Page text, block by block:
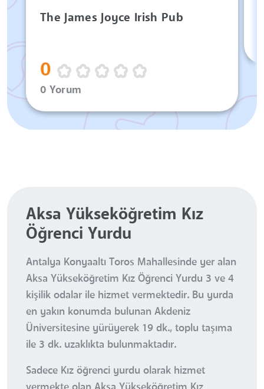
The James Joyce Irish Pub
0
0 Yorum
Aksa Yükseköğretim Kız
Öğrenci Yurdu
Antalya Konyaaltı Toros Mahallesinde yer alan
Aksa Yükseköğretim Kız Öğrenci Yurdu 3 ve 4
kişilik odalar ile hizmet vermektedir. Bu yurda
en yakın konumda bulunan Akdeniz
Üniversitesine yürüyerek 19 dk., toplu taşıma
ile 3 dk. uzaklıkta bulunmaktadır.
Sadece Kız öğrenci yurdu olarak hizmet